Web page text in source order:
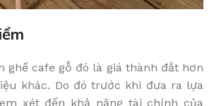
ghế cafe gỗ đó là giá thành đắt hơn
khác. Do đó trước khi đưa ra lựa
xét đến khả năng tài chính của